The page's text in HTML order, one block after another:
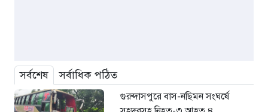
সর্বশেষ সর্বাধিক পঠিত
গুরুদাসপুরে বাস-নছিমন সংঘর্ষে